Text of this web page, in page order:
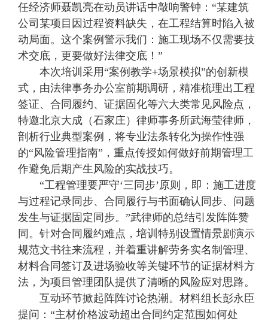
任经济师聂凯亮在动员讲话中敲响警钟：“某建筑
公司某项目因过程资料缺失，在工程结算时陷入被
动局面。这个案例警示我们：施工现场不仅需要技
术交底，更要做好法律交底！”
本次培训采用“案例教学+场景模拟”的创新模
式，由法律事务办公室前期调研，精准梳理出工程
签证、合同履约、证据固化等六大类常见风险点，
特邀北京大成（石家庄）律师事务所武海莹律师，
剖析行业典型案例，将专业法条转化为操作性强
的“风险管理指南”，重点传授如何做好前期管理工
作避免后期产生风险的实战技巧。
“工程管理要严守‘三同步’原则，即：施工进度
与过程记录同步、合同履行与书面确认同步、问题
发生与证据固定同步。”武律师的总结引发阵阵赞
同。针对合同履约难点，培训特别设置情景剧演示
规范文书往来流程，并着重讲解劳务实名制管理、
材料合同签订及进场验收等关键环节的证据材料方
法，为项目管理团队提供了清晰的风险应对思路。
互动环节掀起阵阵讨论热潮。材料组长彭永臣
提问：“主材价格波动超出合同约定范围如何处